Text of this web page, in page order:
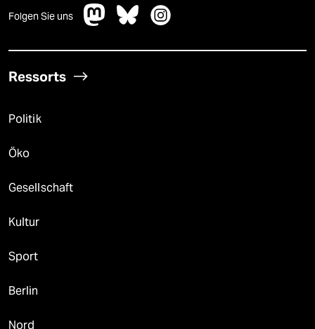
Folgen Sie uns
Ressorts
Politik
Öko
Gesellschaft
Kultur
Sport
Berlin
Nord